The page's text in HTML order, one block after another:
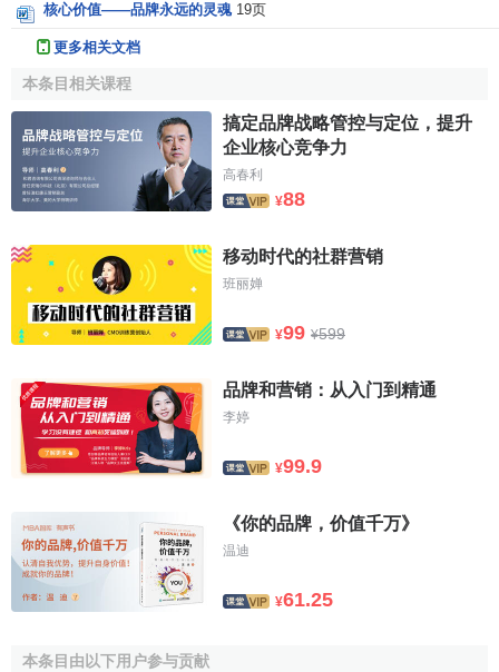
之所。
以下我们可以看到
益进行核心价值区隔的：
漂柔
让头发飘逸柔顺
海飞丝 快速去除头屑
潘婷
补充头发营养，更乌黑亮泽
沙宣
专业头发护理
二重奏：感性价值（品牌关系）
感性的品牌核心价值着眼于顾客在购买和使用的过程中
深的意味和营造了密切的关系，很多强势品牌的识别在理性
价值之外往往包含情感性价值。
尽管品牌关系常常是难以琢磨的，但依旧有7种典型的品
熟悉关系
我对这个品牌知之甚详
怀旧关系
这个品牌让我想起生命中某个特别的阶段
自我概念关
核心价值——品牌永远的灵魂 19页
更多相关文档
本条目相关课程
搞定品牌战略管控与定位，提升
企业核心竞争力
高春利
¥88
移动时代的社群营销
班丽婵
¥99 ¥599
品牌和营销：从入门到精通
李婷
¥99.9
《你的品牌，价值千万》
温迪
¥61.25
本条目由以下用户参与贡献